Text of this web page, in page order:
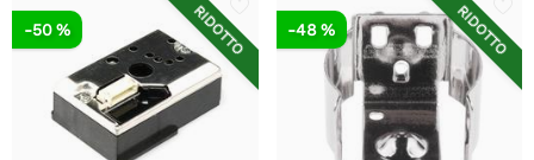
RIDOTTO
-50 % RIDOTTO
-48 %